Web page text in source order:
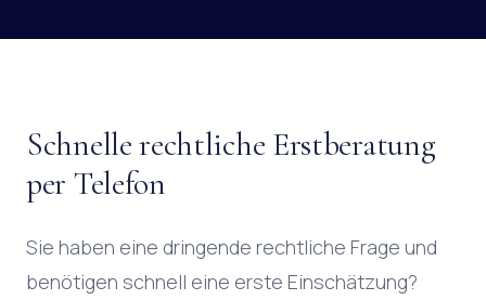
Schnelle rechtliche Erstberatung
per Telefon
Sie haben eine dringende rechtliche Frage und
benötigen schnell eine erste Einschätzung?